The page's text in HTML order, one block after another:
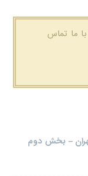
ما تماس
– بخش دوم